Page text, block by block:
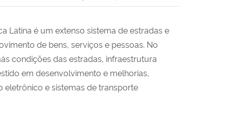
Latina é um extenso sistema de estradas e
de bens, serviços e pessoas. No
condições das estradas, infraestrutura
em desenvolvimento e melhorias,
e sistemas de transporte